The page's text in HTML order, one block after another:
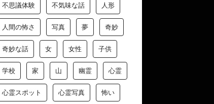
不思議体験 不気味な話 人形
人間の怖さ 写真 夢 奇妙
奇妙な話 女 女性 子供
学校 家 山 幽霊 心霊
心霊スポット 心霊写真 怖い